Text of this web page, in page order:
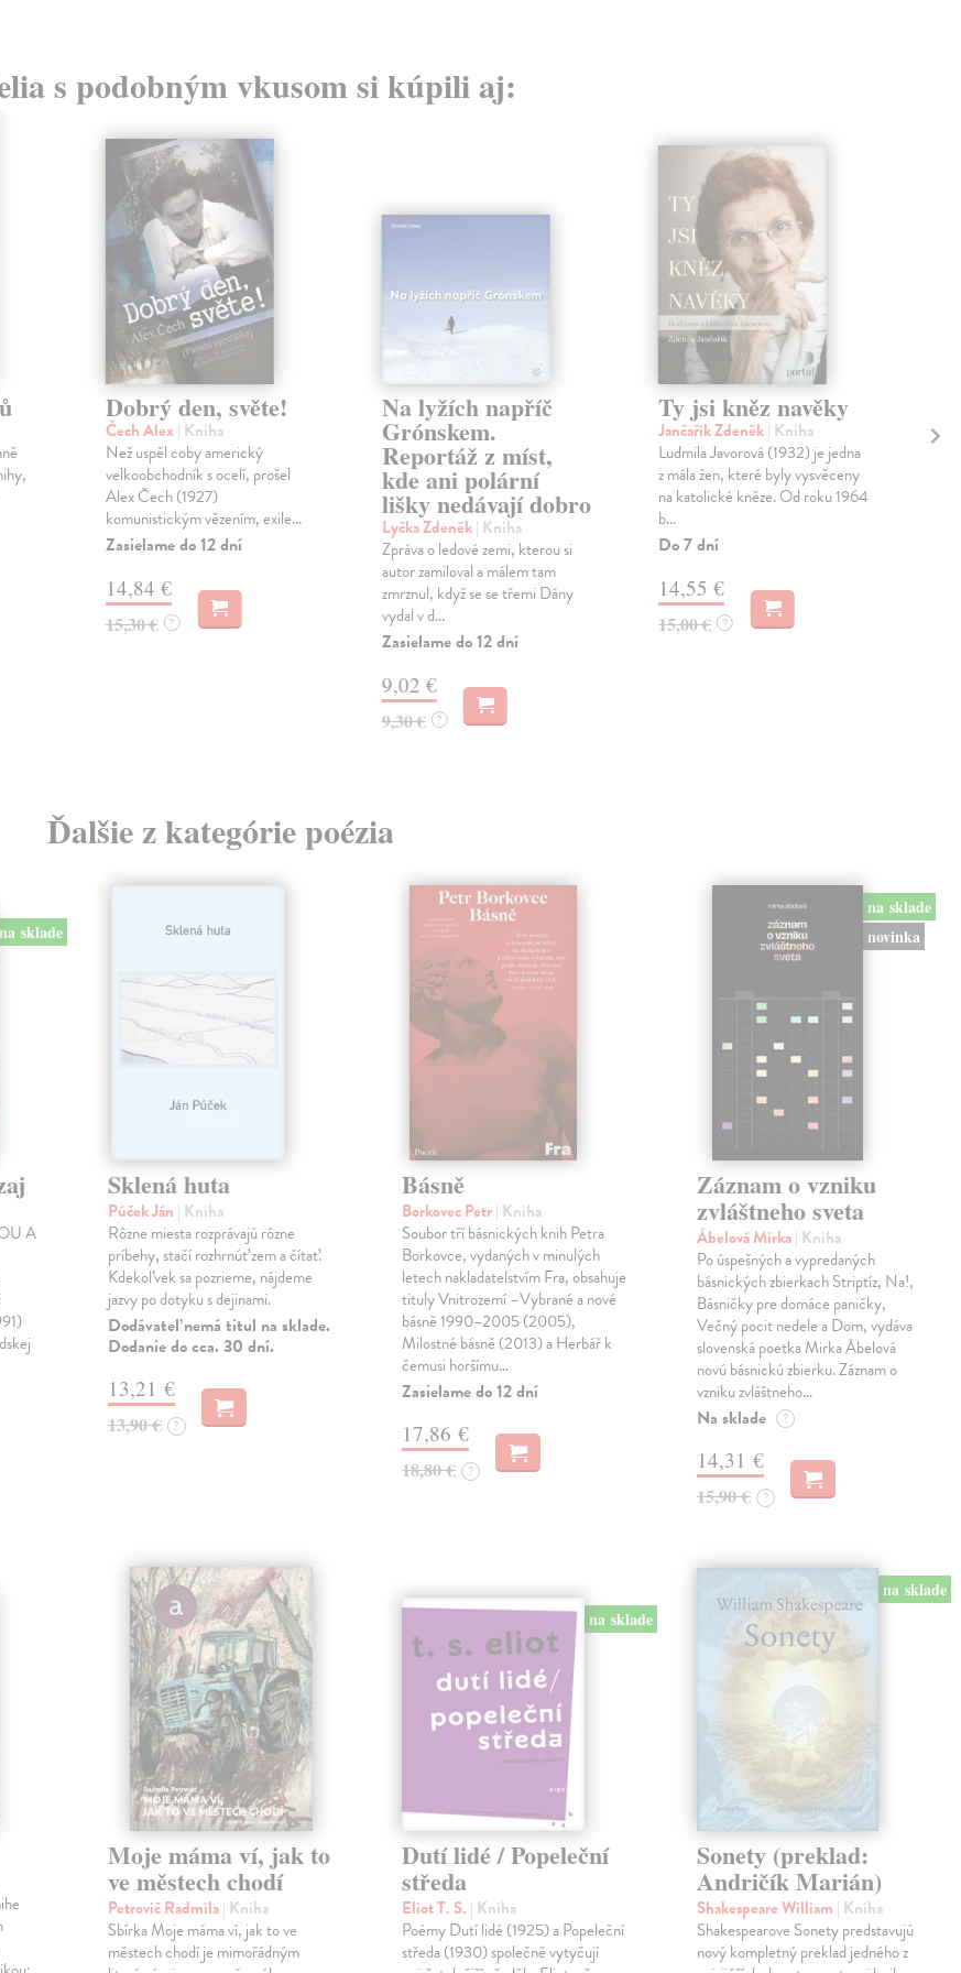
s podobným vkusom si kúpili aj:
Dobrý den, světe!
Čech Alex | Kniha
Než uspěl coby americký
velkoobchodník s ocelí, prošel
Alex Čech (1927)
komunistickým vězením, exile...
Zasielame do 12 dní
14,84 €
15,30 € ?
Na lyžích napříč
Grónskem.
Reportáž z míst,
kde ani polární
lišky nedávají dobro
Lyčka Zdeněk| Kniha
Zpráva o ledové zemi, kterou si
autor zamiloval a málem tam
zmrznul, když se se třemi Dány
vydal v d...
Zasielame do 12 dní
9,02 €
9,30 € ?
Ty jsi kněz navěky
Jančařík Zdeněk| Kniha
Ludmila Javorová (1932) je jedna
z mála žen, které byly vysvěceny
na katolické kněze. Od roku 1964
b...
Do 7 dní
14,55 €
15,00 € ?
Ďalšie z kategórie poézia
na sklade
A
Sklená huta
Púček Ján | Kniha
Rôzne miesta rozprávajú rôzne
príbehy, stačí rozhrnúť zem a čítať.
Kdekoľvek sa pozrieme, nájdeme
jazvy po dotyku s dejinami.
Dodávateľ nemá titul na sklade.
Dodanie do cca. 30 dní.
13,21 €
13,90 € ?
Básně
Borkovec Petr| Kniha
Soubor tří básnických knih Petra
Borkovce, vydaných v minulých
letech nakladatelstvím Fra, obsahuje
tituly Vnitrozemí –Vybrané a nové
básně 1990–2005 (2005),
Milostné básně (2013) a Herbář k
čemusi horšímu…
Zasielame do 12 dní
17,86 €
18,80 € ?
na sklade
novinka
Záznam o vzniku
zvláštneho sveta
Ábelová Mirka| Kniha
Po úspešných a vypredaných
básnických zbierkach Striptíz, Na!,
Básničky pre domáce paničky,
Večný pocit nedele a Dom, vydáva
slovenská poetka Mirka Ábelová
novú básnickú zbierku. Záznam o
vzniku zvláštneho…
Na sklade ?
14,31 €
15,90 € ?
Moje máma ví, jak to
ve městech chodí
Petrovič Radmila| Kniha
Sbírka Moje máma ví, jak to ve
městech chodí je mimořádným
na sklade
Dutí lidé / Popeleční
středa
Eliot T. S. | Kniha
Poémy Dutí lidé (1925) a Popeleční
středa (1930) společně vytyčují
na sklade
Sonety (preklad:
Andričík Marián)
Shakespeare William | Kniha
Shakespearove Sonety predstavujú
nový kompletný preklad jedného z